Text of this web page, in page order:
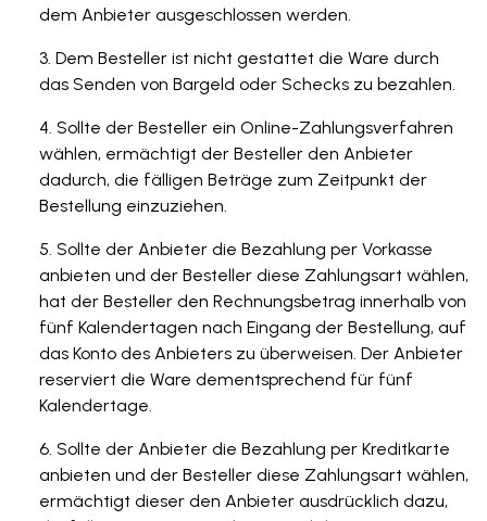
dem Anbieter ausgeschlossen werden.
Dem Besteller ist nicht gestattet die Ware durch
das Senden von Bargeld oder Schecks zu bezahlen.
Sollte der Besteller ein Online-Zahlungsverfahren
wählen, ermächtigt der Besteller den Anbieter
dadurch, die fälligen Beträge zum Zeitpunkt der
Bestellung einzuziehen.
Sollte der Anbieter die Bezahlung per Vorkasse
anbieten und der Besteller diese Zahlungsart wählen,
hat der Besteller den Rechnungsbetrag innerhalb von
fünf Kalendertagen nach Eingang der Bestellung, auf
das Konto des Anbieters zu überweisen. Der Anbieter
reserviert die Ware dementsprechend für fünf
Kalendertage.
Sollte der Anbieter die Bezahlung per Kreditkarte
anbieten und der Besteller diese Zahlungsart wählen,
ermächtigt dieser den Anbieter ausdrücklich dazu,